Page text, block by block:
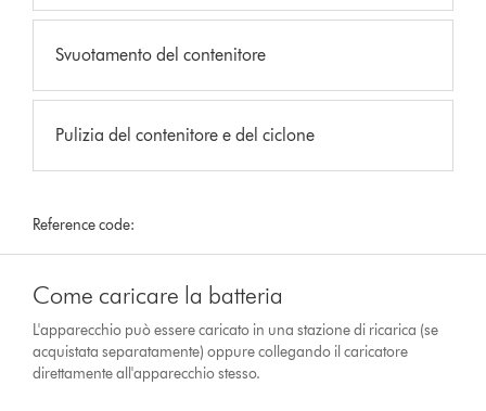
Svuotamento del contenitore
Pulizia del contenitore e del ciclone
Reference code:
Come caricare la batteria
L'apparecchio può essere caricato in una stazione di ricarica (se
acquistata separatamente) oppure collegando il caricatore
direttamente all'apparecchio stesso.